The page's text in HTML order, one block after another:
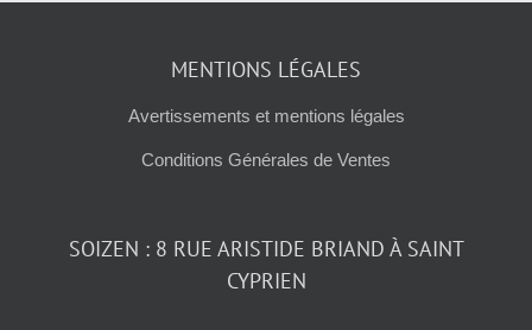
MENTIONS LÉGALES
Avertissements et mentions légales
Conditions Générales de Ventes
SOIZEN : 8 RUE ARISTIDE BRIAND À SAINT
CYPRIEN